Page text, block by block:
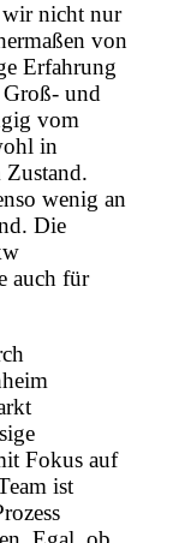
wir nicht nur
von
Erfahrung
und
vom
in
Zustand.
wenig an
Die
auch für
Fokus auf
ist